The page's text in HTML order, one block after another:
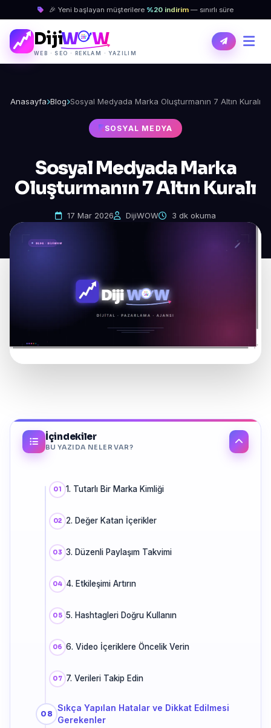
🎉 Yeni başlayan müşterilere %20 indirim — sınırlı süre
DijiW W
WEB · SEO · REKLAM · YAZILIM
Anasayfa Blog Sosyal Medyada Marka Oluşturmanın 7 Altın Kuralı
SOSYAL MEDYA
Sosyal Medyada Marka
Oluşturmanın 7 Altın Kuralı
17 Mar 2026 DijiWOW 3 dk okuma
İçindekiler
BU YAZIDA NELER VAR?
1. Tutarlı Bir Marka Kimliği
2. Değer Katan İçerikler
3. Düzenli Paylaşım Takvimi
4. Etkileşimi Artırın
5. Hashtagleri Doğru Kullanın
6. Video İçeriklere Öncelik Verin
7. Verileri Takip Edin
Sıkça Yapılan Hatalar ve Dikkat Edilmesi
Gerekenler